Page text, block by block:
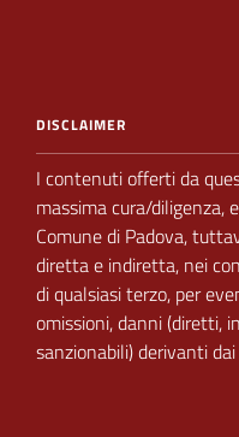
DISCLAIMER
I contenuti offerti da
massima cura/diligenza,
Comune di Padova,
diretta e indiretta, nei
di qualsiasi terzo, per
omissioni, danni (diretti,
sanzionabili) derivanti